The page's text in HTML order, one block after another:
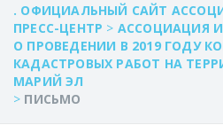
. ОФИЦИАЛЬНЫЙ САЙТ
ПРЕСС-ЦЕНТР > АССОЦИАЦИЯ
О ПРОВЕДЕНИИ В 2019 ГОДУ
КАДАСТРОВЫХ РАБОТ НА
МАРИЙ ЭЛ
> ПИСЬМО